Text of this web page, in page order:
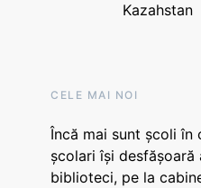
Kazahstan
CELE MAI NOI
Încă mai sunt școli în
școlari își
biblioteci, pe la